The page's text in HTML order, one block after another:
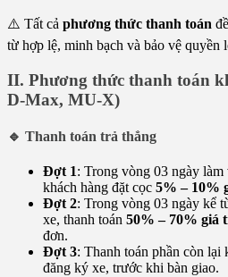
⚠️ Tất cả phương thức thanh toán
từ hợp lệ, minh bạch và bảo vệ quyền
II. Phương thức thanh toán
D-Max, MU-X)
🔹 Thanh toán trả thẳng
Đợt 1: Trong vòng 03 ngày
khách hàng đặt cọc 5% – 10%
Đợt 2: Trong vòng 03 ngày kể
xe, thanh toán 50% – 70% giá
đơn.
Đợt 3: Thanh toán phần còn lại
đăng ký xe, trước khi bàn giao.